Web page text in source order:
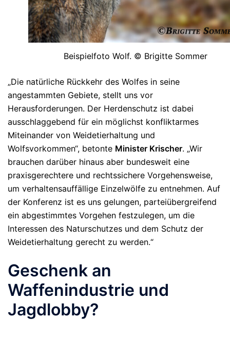
Beispielfoto Wolf. © Brigitte Sommer
„Die natürliche Rückkehr des Wolfes in seine
angestammten Gebiete, stellt uns vor
Herausforderungen. Der Herdenschutz ist dabei
ausschlaggebend für ein möglichst konfliktarmes
Miteinander von Weidetierhaltung und
Wolfsvorkommen“, betonte Minister Krischer. „Wir
brauchen darüber hinaus aber bundesweit eine
praxisgerechtere und rechtssichere Vorgehensweise,
um verhaltensauffällige Einzelwölfe zu entnehmen. Auf
der Konferenz ist es uns gelungen, parteiübergreifend
ein abgestimmtes Vorgehen festzulegen, um die
Interessen des Naturschutzes und dem Schutz der
Weidetierhaltung gerecht zu werden.“
Geschenk an
Waffenindustrie und
Jagdlobby?